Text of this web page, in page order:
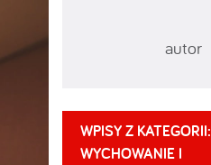
autor
WPISY Z KATEGORII:
WYCHOWANIE I